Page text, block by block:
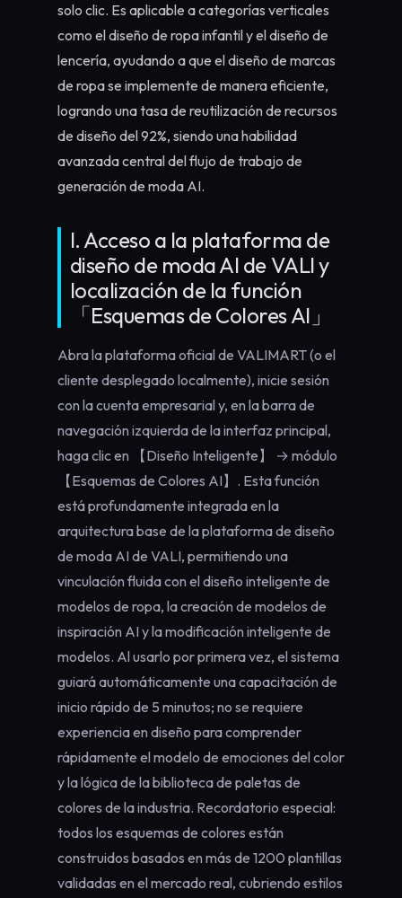
solo clic. Es aplicable a categorías verticales
como el diseño de ropa infantil y el diseño de
lencería, ayudando a que el diseño de marcas
de ropa se implemente de manera eficiente,
logrando una tasa de reutilización de recursos
de diseño del 92%, siendo una habilidad
avanzada central del flujo de trabajo de
generación de moda AI.
I. Acceso a la plataforma de
diseño de moda AI de VALI y
localización de la función
「Esquemas de Colores AI」
Abra la plataforma oficial de VALIMART (o el
cliente desplegado localmente), inicie sesión
con la cuenta empresarial y, en la barra de
navegación izquierda de la interfaz principal,
haga clic en 【Diseño Inteligente】 → módulo
【Esquemas de Colores AI】. Esta función
está profundamente integrada en la
arquitectura base de la plataforma de diseño
de moda AI de VALI, permitiendo una
vinculación fluida con el diseño inteligente de
modelos de ropa, la creación de modelos de
inspiración AI y la modificación inteligente de
modelos. Al usarlo por primera vez, el sistema
guiará automáticamente una capacitación de
inicio rápido de 5 minutos; no se requiere
experiencia en diseño para comprender
rápidamente el modelo de emociones del color
y la lógica de la biblioteca de paletas de
colores de la industria. Recordatorio especial:
todos los esquemas de colores están
construidos basados en más de 1200 plantillas
validadas en el mercado real, cubriendo estilos